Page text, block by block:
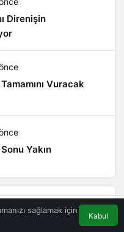
Direnişin
Vuracak
Yakın
sağlamak için
Kabul
Trafik